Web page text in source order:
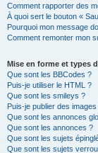
Comment rapporter des
À quoi sert le bouton «
Pourquoi mon message
Comment remonter mon
Mise en forme et types
Que sont les BBCodes ?
Puis-je utiliser le HTML ?
Que sont les smileys ?
Puis-je publier des images
Que sont les annonces
Que sont les annonces ?
Que sont les sujets
Que sont les sujets